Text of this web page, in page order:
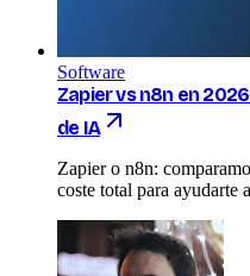
Software
Zapier vs n8n en
de IA
Zapier o n8n:
coste total para ayudarte